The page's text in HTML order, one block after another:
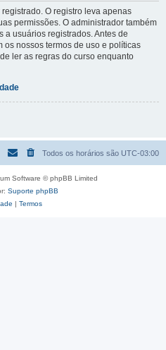
O registro leva apenas
permissões. O administrador também
usuários registrados. Antes de
nossos termos de uso e políticas
ler as regras do curso enquanto
Todos os horários são UTC-03:00
Software © phpBB Limited
Suporte phpBB
| Termos